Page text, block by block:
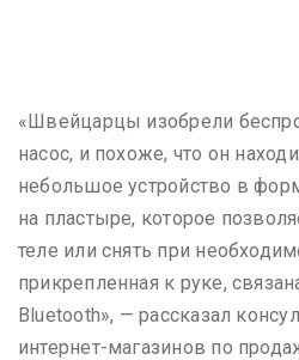
«Швейцарцы изобрели
насос, и похоже, что он
небольшое устройство в
на пластыре, которое
теле или снять при
прикрепленная к руке,
Bluetooth», — рассказал
интернет-магазинов по